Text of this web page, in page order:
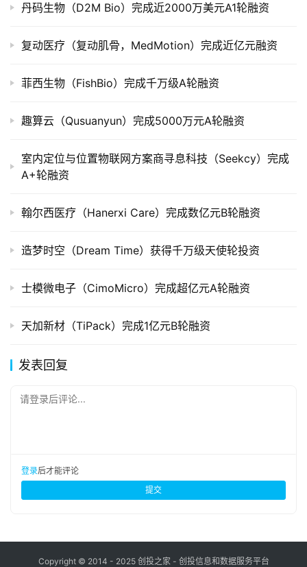
投
据
创
学
院
丹码生物（D2M Bio）完成近2000万美元A1轮融资
复动医疗（复动肌骨，MedMotion）完成近亿元融资
菲西生物（FishBio）完成千万级A轮融资
趣算云（Qusuanyun）完成5000万元A轮融资
室内定位与位置物联网方案商寻息科技（Seekcy）完成
A+轮融资
翰尔西医疗（Hanerxi Care）完成数亿元B轮融资
造梦时空（Dream Time）获得千万级天使轮投资
士模微电子（CimoMicro）完成超亿元A轮融资
天加新材（TiPack）完成1亿元B轮融资
发表回复
请登录后评论...
登录后才能评论
提交
Copyright © 2014 - 2025 创投之家 - 创投信息和数据服务平台